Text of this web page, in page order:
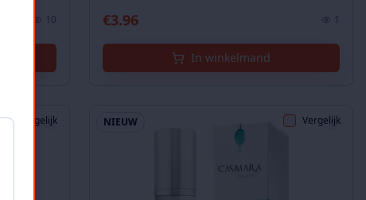
10 €3.96 1
In winkelmand
Vergelijk NIEUW Vergelijk